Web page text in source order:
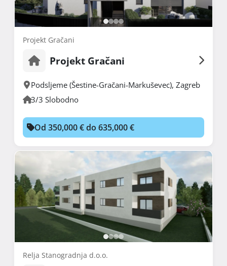
Projekt Gračani
Projekt Gračani
Podsljeme (Šestine-Gračani-Markuševec), Zagreb
3/3 Slobodno
Od 350,000 € do 635,000 €
Relja Stanogradnja d.o.o.